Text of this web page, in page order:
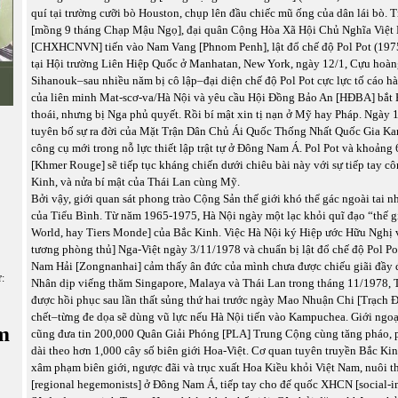
quí tại trường cưỡi bò Houston, chụp lên đầu chiếc mũ ống của dân lái bò.
[mồng 9 tháng Chạp Mậu Ngọ], đại quân Cộng Hòa Xã Hội Chủ Nghĩa Việt
[CHXHCNVN] tiến vào Nam Vang [Phnom Penh], lật đổ chế độ Pol Pot
tại Hội trường Liên Hiệp Quốc ở Manhatan, New York, ngày 12/1, Cựu
Sihanouk–sau nhiều năm bị cô lập–đại diện chế độ Pol Pot cực lực tố cáo
của liên minh Mat-scơ-va/Hà Nội và yêu cầu Hội Đồng Bảo An [HĐBA] bắt
thoái, nhưng bị Nga phủ quyết. Rồi bí mật xin tị nạn ở Mỹ hay Pháp. Ngày
tuyên bố sự ra đời của Mặt Trận Dân Chủ Ái Quốc Thống Nhất Quốc Gia
công cụ mới trong nỗ lực thiết lập trật tự ở Đông Nam Á. Pol Pot và khoảng
[Khmer Rouge] sẽ tiếp tục kháng chiến dưới chiêu bài này với sự tiếp tay
Kinh, và nửa bí mật của Thái Lan cùng Mỹ.
Bởi vậy, giới quan sát phong trào Cộng Sản thế giới khó thể gác ngoài tai
của Tiểu Bình. Từ năm 1965-1975, Hà Nội ngày một lạc khỏi quĩ đạo “thế
World, hay Tiers Monde] của Bắc Kinh. Việc Hà Nội ký Hiệp ước Hữu Nghị
tương phòng thủ] Nga-Việt ngày 3/11/1978 và chuẩn bị lật đổ chế độ Pol
Nam Hải [Zongnanhai] cảm thấy ân đức của mình chưa được chiếu giãi đầy
Nhân dịp viếng thăm Singapore, Malaya và Thái Lan trong tháng 11/1978,
được hồi phục sau lần thất sủng thứ hai trước ngày Mao Nhuận Chi [Trạch
chết–từng đe dọa sẽ dùng vũ lực nếu Hà Nội tiến vào Kampuchea. Giới
cũng đưa tin 200,000 Quân Giải Phóng [PLA] Trung Cộng cùng tăng pháo,
dài theo hơn 1,000 cây số biên giới Hoa-Việt. Cơ quan tuyên truyền Bắc
xâm phạm biên giới, ngược đãi và trục xuất Hoa Kiều khỏi Việt Nam, nuôi
[regional hegemonists] ở Đông Nam Á, tiếp tay cho đế quốc XHCN [social-